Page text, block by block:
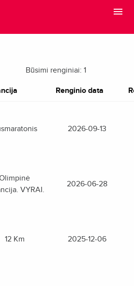
Būsimi renginiai: 1
Renginio data
2026-09-13
VYRAI.
2026-06-28
12 Km 2025-12-06